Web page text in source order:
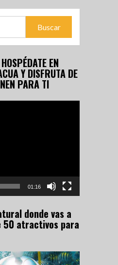
EN
Y DISFRUTA DE
PARA TI
01:16
donde vas a
50 atractivos para